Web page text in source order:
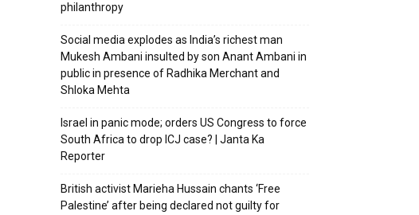
philanthropy
Social media explodes as India’s richest man
Mukesh Ambani insulted by son Anant Ambani in
public in presence of Radhika Merchant and
Shloka Mehta
Israel in panic mode; orders US Congress to force
South Africa to drop ICJ case? | Janta Ka
Reporter
British activist Marieha Hussain chants ‘Free
Palestine’ after being declared not guilty for